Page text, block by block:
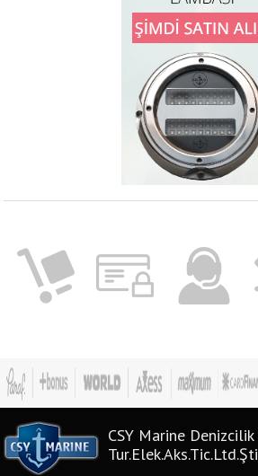
CSY Marine Denizcilik
Tur.Elek.Aks.Tic.Ltd.Şti